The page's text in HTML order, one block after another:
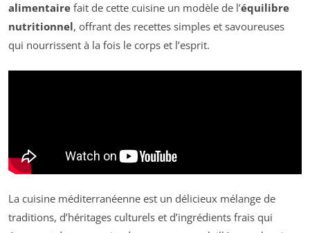
alimentaire fait de cette cuisine un modèle de l’équilibre
nutritionnel, offrant des recettes simples et savoureuses
qui nourrissent à la fois le corps et l’esprit.
La cuisine méditerranéenne est un délicieux mélange de
traditions, d’héritages culturels et d’ingrédients frais qui